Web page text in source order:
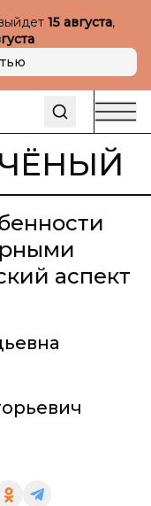
15 августа,
аспект